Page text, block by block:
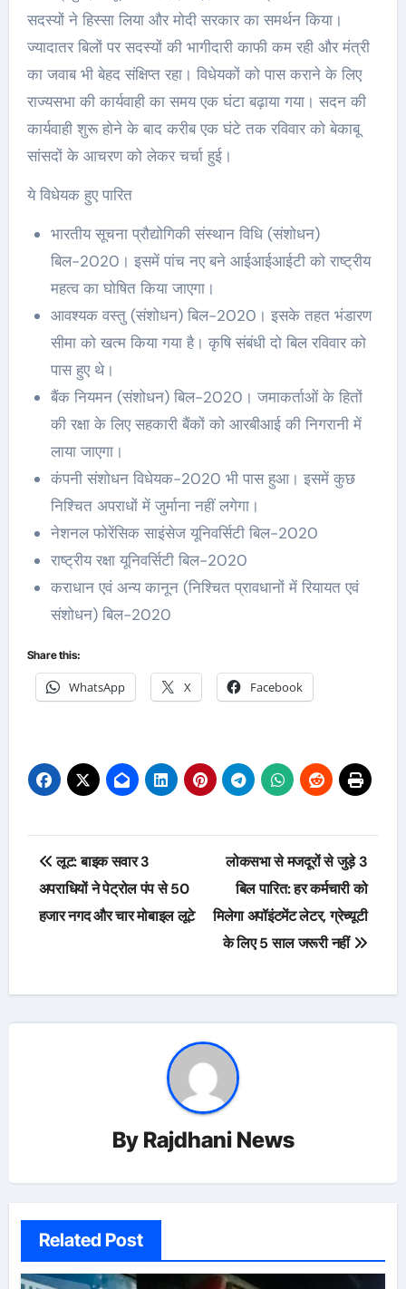
सदस्यों ने हिस्सा लिया और मोदी सरकार का समर्थन किया।
ज्यादातर बिलों पर सदस्यों की भागीदारी काफी कम रही और मंत्री
का जवाब भी बेहद संक्षिप्त रहा। विधेयकों को पास कराने के लिए
राज्यसभा की कार्यवाही का समय एक घंटा बढ़ाया गया। सदन की
कार्यवाही शुरू होने के बाद करीब एक घंटे तक रविवार को बेकाबू
सांसदों के आचरण को लेकर चर्चा हुई।
ये विधेयक हुए पारित
भारतीय सूचना प्रौद्योगिकी संस्थान विधि (संशोधन)
बिल-2020। इसमें पांच नए बने आईआईआईटी को राष्ट्रीय
महत्व का घोषित किया जाएगा।
आवश्यक वस्तु (संशोधन) बिल-2020। इसके तहत भंडारण
सीमा को खत्म किया गया है। कृषि संबंधी दो बिल रविवार को
पास हुए थे।
बैंक नियमन (संशोधन) बिल-2020। जमाकर्ताओं के हितों
की रक्षा के लिए सहकारी बैंकों को आरबीआई की निगरानी में
लाया जाएगा।
कंपनी संशोधन विधेयक-2020 भी पास हुआ। इसमें कुछ
निश्चित अपराधों में जुर्माना नहीं लगेगा।
नेशनल फोरेंसिक साइंसेज यूनिवर्सिटी बिल-2020
राष्ट्रीय रक्षा यूनिवर्सिटी बिल-2020
कराधान एवं अन्य कानून (निश्चित प्रावधानों में रियायत एवं
संशोधन) बिल-2020
Share this:
WhatsApp X Facebook
Post
navigation
लूट: बाइक सवार 3
अपराधियों ने पेट्रोल पंप से 50
हजार नगद और चार मोबाइल लूटे
लोकसभा से मजदूरों से जुड़े 3
बिल पारित: हर कर्मचारी को
मिलेगा अपॉइंटमेंट लेटर, ग्रेच्यूटी
के लिए 5 साल जरूरी नहीं
By Rajdhani News
Related Post